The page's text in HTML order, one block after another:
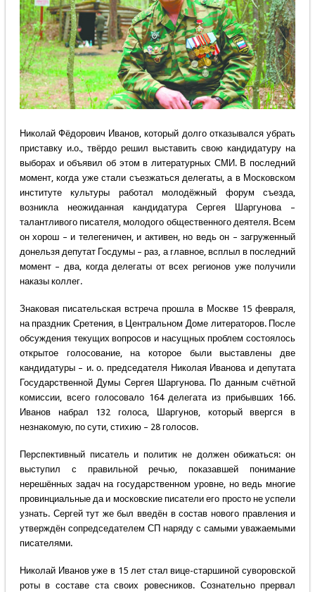
Николай Фёдорович Иванов, который долго отказывался убрать
приставку и.о., твёрдо решил выставить свою кандидатуру на
выборах и объявил об этом в литературных СМИ. В последний
момент, когда уже стали съезжаться делегаты, а в Московском
институте культуры работал молодёжный форум съезда,
возникла неожиданная кандидатура Сергея Шаргунова –
талантливого писателя, молодого общественного деятеля. Всем
он хорош – и телегеничен, и активен, но ведь он – загруженный
донельзя депутат Госдумы – раз, а главное, всплыл в последний
момент – два, когда делегаты от всех регионов уже получили
наказы коллег.
Знаковая писательская встреча прошла в Москве 15 февраля,
на праздник Сретения, в Центральном Доме литераторов. После
обсуждения текущих вопросов и насущных проблем состоялось
открытое голосование, на которое были выставлены две
кандидатуры – и. о. председателя Николая Иванова и депутата
Государственной Думы Сергея Шаргунова. По данным счётной
комиссии, всего голосовало 164 делегата из прибывших 166.
Иванов набрал 132 голоса, Шаргунов, который ввергся в
незнакомую, по сути, стихию – 28 голосов.
Перспективный писатель и политик не должен обижаться: он
выступил с правильной речью, показавшей понимание
нерешённых задач на государственном уровне, но ведь многие
провинциальные да и московские писатели его просто не успели
узнать. Сергей тут же был введён в состав нового правления и
утверждён сопредседателем СП наряду с самыми уважаемыми
писателями.
Николай Иванов уже в 15 лет стал вице-старшиной суворовской
роты в составе ста своих ровесников. Сознательно прервал